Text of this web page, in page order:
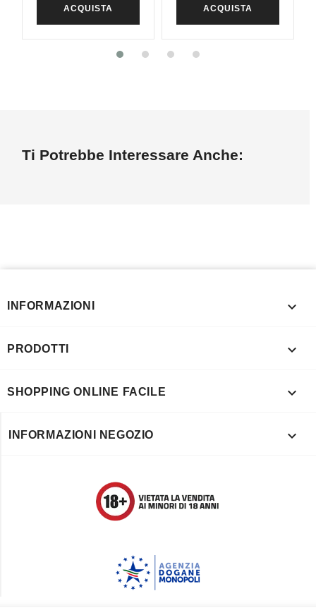
ACQUISTA ACQUISTA
Ti Potrebbe Interessare Anche:
INFORMAZIONI 
PRODOTTI 
SHOPPING ONLINE FACILE 
INFORMAZIONI NEGOZIO 